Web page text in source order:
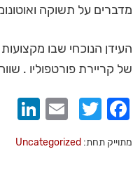
מדברים על תשוקה
העידן הנוכחי שבו
של קריירת פורטפוליו .
Facebook
Twitter
Email
מתוייק תחת: Uncategorized